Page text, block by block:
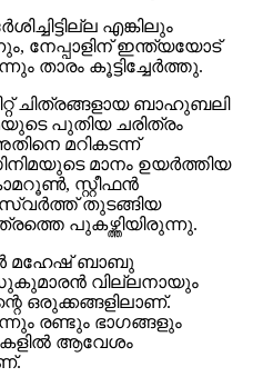
എങ്കിലും
നേപ്പാളിന് ഇന്ത്യയോട്
താരം കൂട്ടിച്ചേര്‍ത്തു.
ചിത്രങ്ങളായ ബാഹുബലി
പുതിയ ചരിത്രം
മറികടന്ന്
മാനം ഉയര്‍ത്തിയ
സ്റ്റീഫന്‍
തുടങ്ങിയ
പുകഴ്ത്തിയിരുന്നു.
മഹേഷ് ബാബു
വില്ലനായും
ഒരുക്കങ്ങളിലാണ്.
രണ്ടും ഭാഗങ്ങളും
ആവേശം